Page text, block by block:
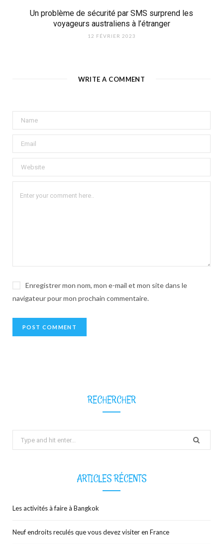
Un problème de sécurité par SMS surprend les
voyageurs australiens à l’étranger
12 FÉVRIER 2023
WRITE A COMMENT
Enregistrer mon nom, mon e-mail et mon site dans le
navigateur pour mon prochain commentaire.
RECHERCHER
for:
ARTICLES RÉCENTS
Les activités à faire à Bangkok
Neuf endroits reculés que vous devez visiter en France